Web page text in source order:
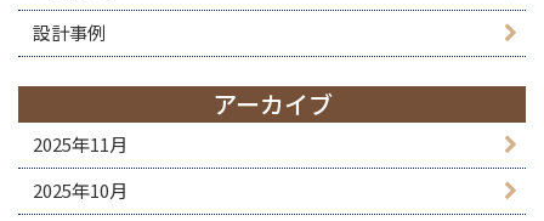
設計事例
アーカイブ
2025年11月
2025年10月